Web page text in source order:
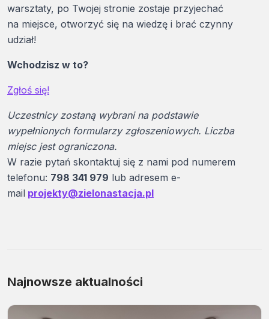
warsztaty, po Twojej stronie zostaje przyjechać
na miejsce, otworzyć się na wiedzę i brać czynny
udział!
Wchodzisz w to?
Zgłoś się!
Uczestnicy zostaną wybrani na podstawie
wypełnionych formularzy zgłoszeniowych. Liczba
miejsc jest ograniczona.
W razie pytań skontaktuj się z nami pod numerem
telefonu: 798 341 979 lub adresem e-
mail projekty@zielonastacja.pl
Najnowsze aktualności